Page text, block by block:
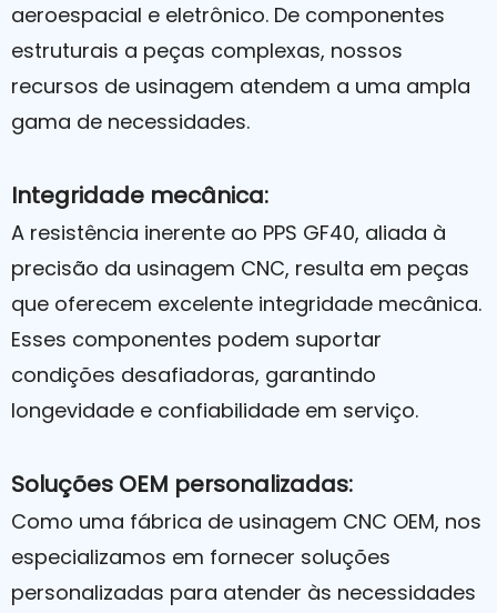
aeroespacial e eletrônico. De componentes
estruturais a peças complexas, nossos
recursos de usinagem atendem a uma ampla
gama de necessidades.
Integridade mecânica:
A resistência inerente ao PPS GF40, aliada à
precisão da usinagem CNC, resulta em peças
que oferecem excelente integridade mecânica.
Esses componentes podem suportar
condições desafiadoras, garantindo
longevidade e confiabilidade em serviço.
Soluções OEM personalizadas:
Como uma fábrica de usinagem CNC OEM, nos
especializamos em fornecer soluções
personalizadas para atender às necessidades